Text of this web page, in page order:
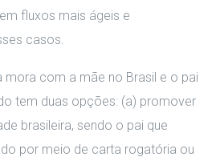
fluxos mais ágeis e
casos.
mora com a mãe no Brasil e o pai
tem duas opções: (a) promover
brasileira, sendo o pai que
por meio de carta rogatória ou